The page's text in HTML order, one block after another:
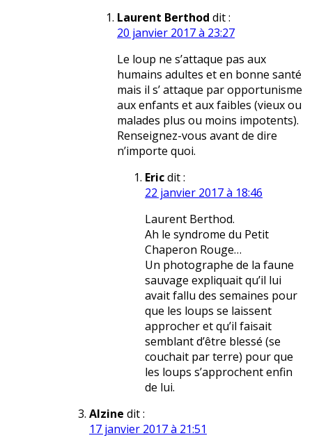
Laurent Berthod dit :
20 janvier 2017 à 23:27
Le loup ne s’attaque pas aux
humains adultes et en bonne santé
mais il s’ attaque par opportunisme
aux enfants et aux faibles (vieux ou
malades plus ou moins impotents).
Renseignez-vous avant de dire
n’importe quoi.
Ericdit :
22 janvier 2017 à 18:46
Laurent Berthod.
Ah le syndrome du Petit
Chaperon Rouge…
Un photographe de la faune
sauvage expliquait qu’il lui
avait fallu des semaines pour
que les loups se laissent
approcher et qu’il faisait
semblant d’être blessé (se
couchait par terre) pour que
les loups s’approchent enfin
de lui.
Alzine dit :
17 janvier 2017 à 21:51